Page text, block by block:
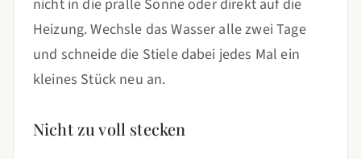
nicht in die pralle Sonne oder direkt auf die
Heizung. Wechsle das Wasser alle zwei Tage
und schneide die Stiele dabei jedes Mal ein
kleines Stück neu an.
Nicht zu voll stecken